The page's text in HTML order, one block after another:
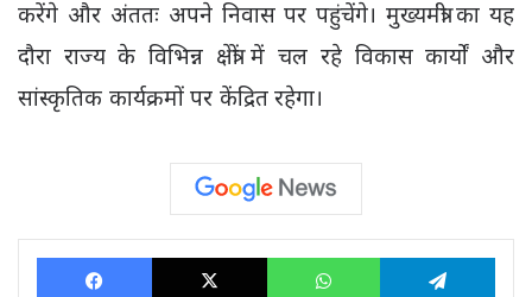
करेंगे और अंततः अपने निवास पर पहुंचेंगे। मुख्यमंत्री का यह
दौरा राज्य के विभिन्न क्षेत्रों में चल रहे विकास कार्यों और
सांस्कृतिक कार्यक्रमों पर केंद्रित रहेगा।
Facebook X WhatsApp